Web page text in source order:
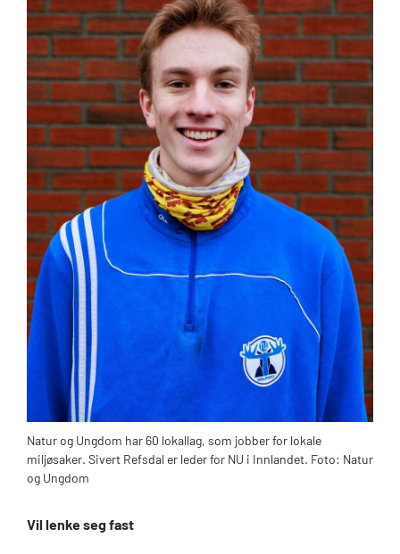
Natur og Ungdom har 60 lokallag, som jobber for lokale
miljøsaker. Sivert Refsdal er leder for NU i Innlandet. Foto: Natur
og Ungdom
Vil lenke seg fast